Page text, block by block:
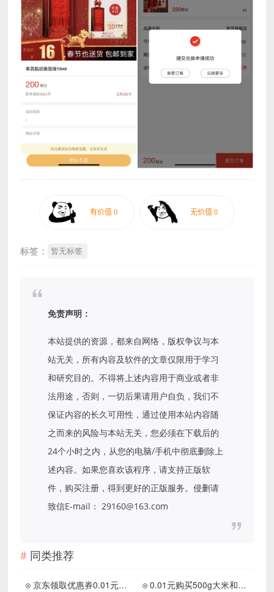
标签： 暂无标签
免责声明：
本站提供的资源，都来自网络，版权争议与本
站无关，所有内容及软件的文章仅限用于学习
和研究目的。不得将上述内容用于商业或者非
法用途，否则，一切后果请用户自负，我们不
保证内容的长久可用性，通过使用本站内容随
之而来的风险与本站无关，您必须在下载后的
24个小时之内，从您的电脑/手机中彻底删除上
述内容。如果您喜欢该程序，请支持正版软
件，购买注册，得到更好的正版服务。侵删请
致信E-mail： 29160@163.com
同类推荐
京东领取优惠券0.01元购买50只口罩
0.01元购买500g大米和50只一次性杯子等